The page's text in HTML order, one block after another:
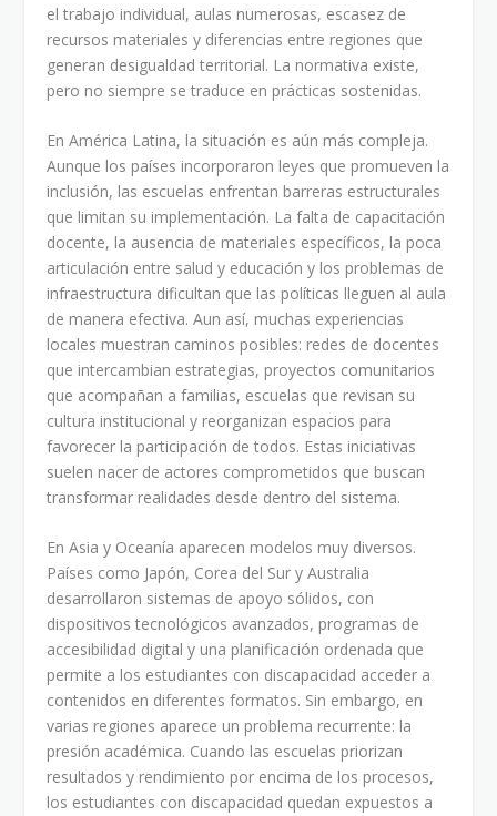
el trabajo individual, aulas numerosas, escasez de
recursos materiales y diferencias entre regiones que
generan desigualdad territorial. La normativa existe,
pero no siempre se traduce en prácticas sostenidas.
En América Latina, la situación es aún más compleja.
Aunque los países incorporaron leyes que promueven la
inclusión, las escuelas enfrentan barreras estructurales
que limitan su implementación. La falta de capacitación
docente, la ausencia de materiales específicos, la poca
articulación entre salud y educación y los problemas de
infraestructura dificultan que las políticas lleguen al aula
de manera efectiva. Aun así, muchas experiencias
locales muestran caminos posibles: redes de docentes
que intercambian estrategias, proyectos comunitarios
que acompañan a familias, escuelas que revisan su
cultura institucional y reorganizan espacios para
favorecer la participación de todos. Estas iniciativas
suelen nacer de actores comprometidos que buscan
transformar realidades desde dentro del sistema.
En Asia y Oceanía aparecen modelos muy diversos.
Países como Japón, Corea del Sur y Australia
desarrollaron sistemas de apoyo sólidos, con
dispositivos tecnológicos avanzados, programas de
accesibilidad digital y una planificación ordenada que
permite a los estudiantes con discapacidad acceder a
contenidos en diferentes formatos. Sin embargo, en
varias regiones aparece un problema recurrente: la
presión académica. Cuando las escuelas priorizan
resultados y rendimiento por encima de los procesos,
los estudiantes con discapacidad quedan expuestos a